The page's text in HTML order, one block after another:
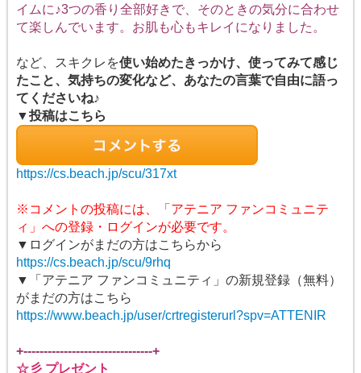
イムに♪3つの香り全部好きで、そのときの気分に合わせ
て楽しんでいます。お肌も心もキレイになりました。
など、スキクレを使い始めたきっかけ、使ってみて感じ
たこと、気持ちの変化など、あなたの言葉で自由に語っ
てくださいね♪
▼投稿はこちら
https://cs.beach.jp/scu/317xt
※コメントの投稿には、「アテニア ファンコミュニテ
ィ」への登録・ログインが必要です。
▼ログインがまだの方はこちらから
https://cs.beach.jp/scu/9rhq
▼「アテニア ファンコミュニティ」の新規登録（無料）
がまだの方はこちら
https://www.beach.jp/user/crtregisterurl?spv=ATTENIR
+--------------------------------+
☆彡 プレゼント